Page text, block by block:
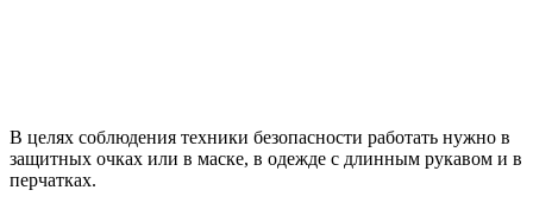
В целях соблюдения техники безопасности работать нужно в
защитных очках или в маске, в одежде с длинным рукавом и в
перчатках.